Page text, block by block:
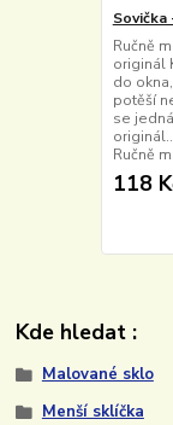
Ručně
originál
do
potěší
se
Ručně
118
Kde hledat :
Malované sklo
Menší sklíčka